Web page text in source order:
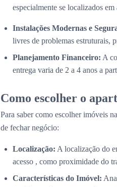
especialmente se localizados
Instalações Modernas e
livres de problemas estruturais,
Planejamento Financeiro: A
entrega varia de 2 a 4 anos a
Como escolher o
Para saber como escolher imóveis
de fechar negócio:
Localização: A localização do
acesso , como proximidade do
Características do Imóvel: